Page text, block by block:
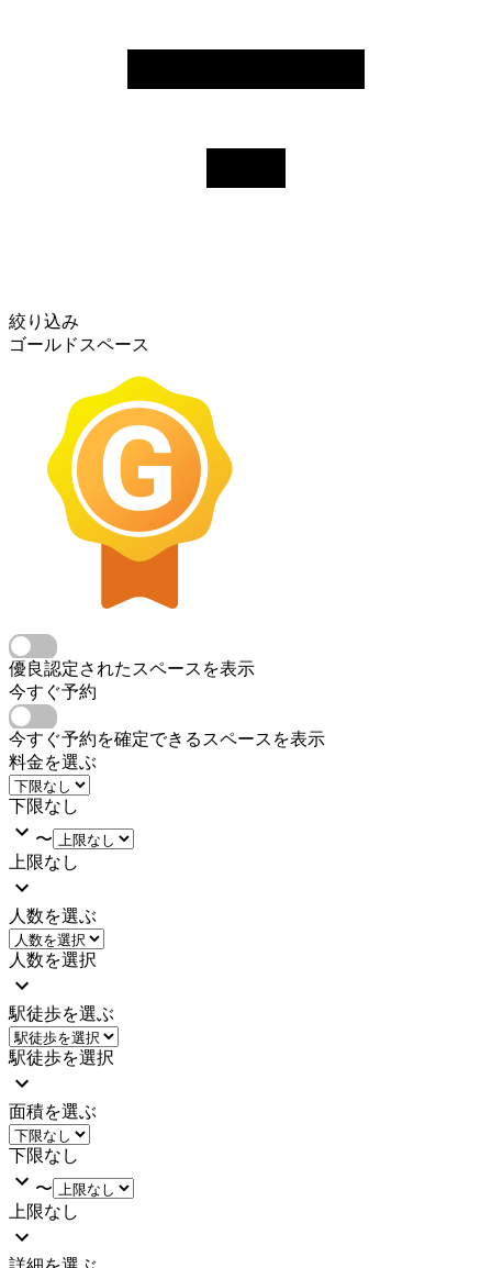
絞り込み
ゴールドスペース
優良認定されたスペースを表示
今すぐ予約
今すぐ予約を確定できるスペースを表示
料金を選ぶ
下限なし
〜
上限なし
人数を選ぶ
人数を選択
駅徒歩を選ぶ
駅徒歩を選択
面積を選ぶ
下限なし
〜
上限なし